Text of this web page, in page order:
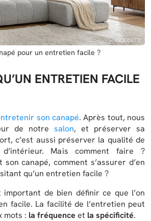
pour un entretien facile ?
ENTRETIEN FACILE
son canapé. Après tout, nous
de notre salon, et préserver sa
c’est aussi préserver la qualité de
Mais comment faire ?
son canapé, comment s’assurer d’en
qu’un entretien facile ?
important de bien définir ce que l’on
facile. La facilité de l’entretien peut
mots : la fréquence et la spécificité.